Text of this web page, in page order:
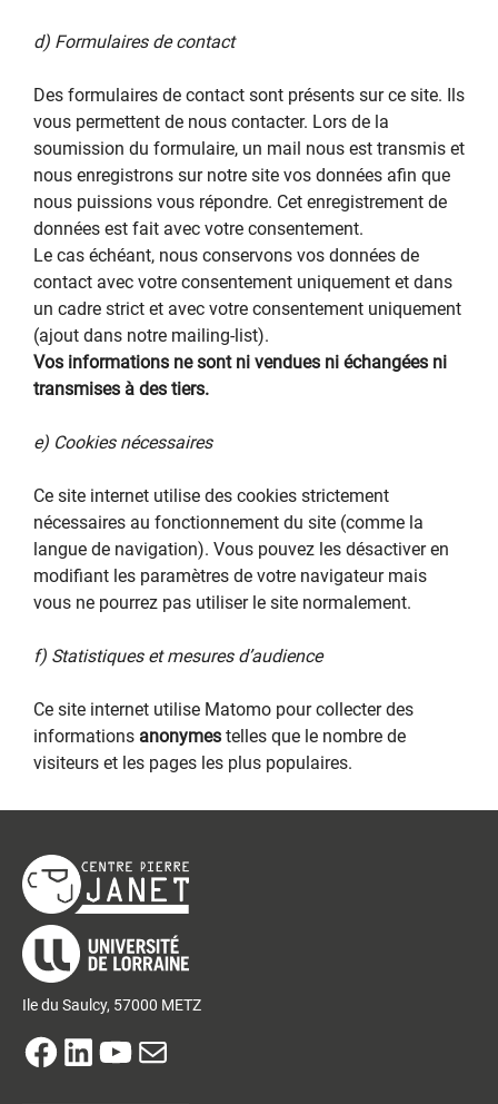
d) Formulaires de contact
Des formulaires de contact sont présents sur ce site. Ils
vous permettent de nous contacter. Lors de la
soumission du formulaire, un mail nous est transmis et
nous enregistrons sur notre site vos données afin que
nous puissions vous répondre. Cet enregistrement de
données est fait avec votre consentement.
Le cas échéant, nous conservons vos données de
contact avec votre consentement uniquement et dans
un cadre strict et avec votre consentement uniquement
(ajout dans notre mailing-list).
Vos informations ne sont ni vendues ni échangées ni
transmises à des tiers.
e) Cookies nécessaires
Ce site internet utilise des cookies strictement
nécessaires au fonctionnement du site (comme la
langue de navigation). Vous pouvez les désactiver en
modifiant les paramètres de votre navigateur mais
vous ne pourrez pas utiliser le site normalement.
f) Statistiques et mesures d’audience
Ce site internet utilise Matomo pour collecter des
informations anonymes telles que le nombre de
visiteurs et les pages les plus populaires.
Ile du Saulcy, 57000 METZ
Facebook
LinkedIn
YouTube
E-mail